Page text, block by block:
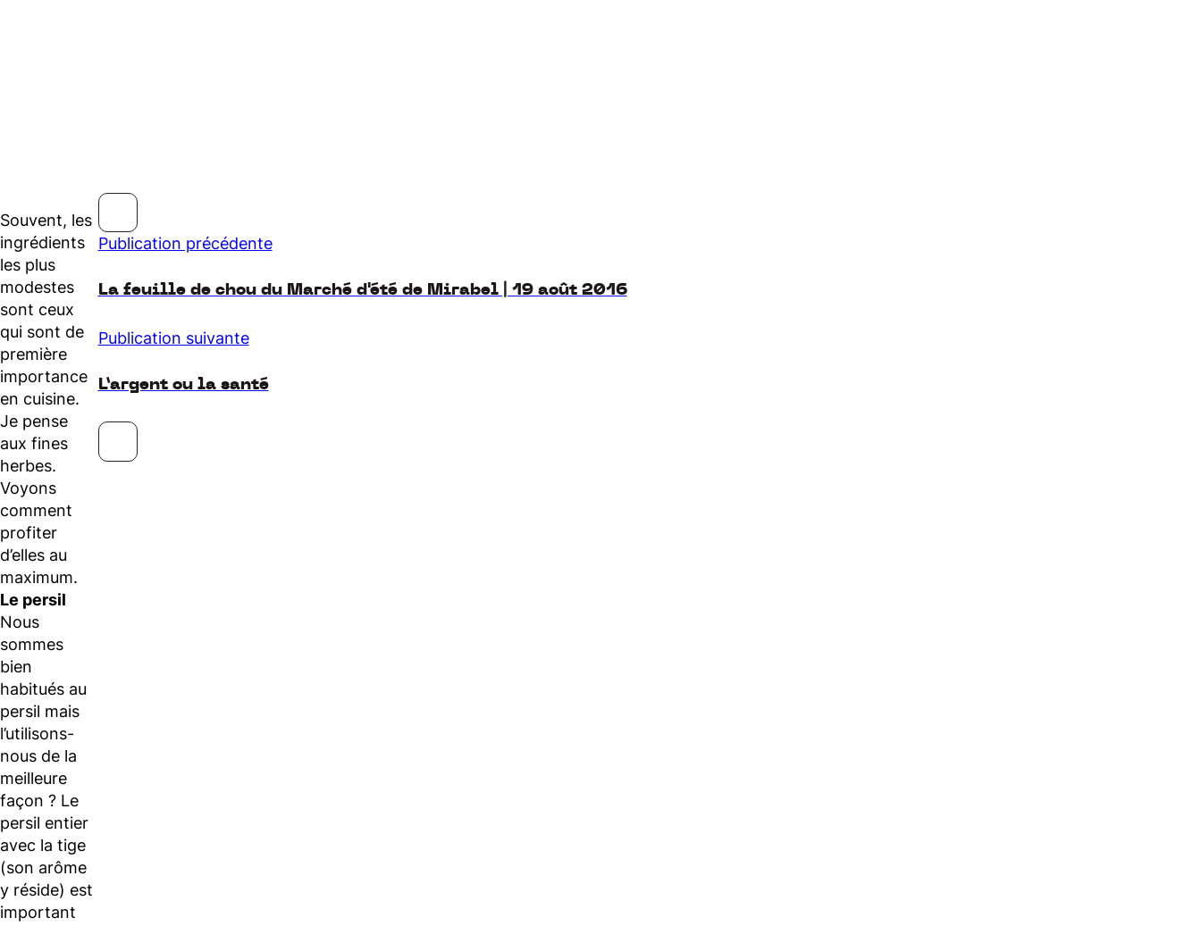
Souvent, les
ingrédients
les plus
modestes
sont ceux
qui sont de
première
importance
en cuisine.
Je pense
aux fines
herbes.
Voyons
comment
profiter
d’elles au
maximum.
Le persil
Nous
sommes
bien
habitués au
persil mais
l’utilisons-
nous de la
meilleure
façon ? Le
persil entier
avec la tige
(son arôme
y réside) est
important
Publication précédente
La feuille de chou du Marché d'été de Mirabel | 19 août 2016
Publication suivante
L’argent ou la santé